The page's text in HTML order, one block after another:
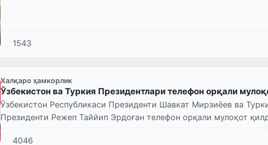
1543
Халқаро ҳамкорлик
Ўзбекистон ва Туркия Президентлари телефон орқали
Ўзбекистон Республикаси Президенти Шавкат Мирзиёев ва
Президенти Режеп Таййип Эрдоған телефон орқали мулоқот
4046